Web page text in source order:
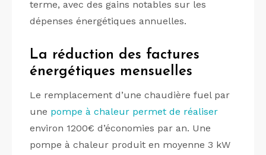
terme, avec des gains notables sur les
dépenses énergétiques annuelles.
La réduction des factures
énergétiques mensuelles
Le remplacement d’une chaudière fuel par
une pompe à chaleur permet de réaliser
environ 1200€ d’économies par an. Une
pompe à chaleur produit en moyenne 3 kW